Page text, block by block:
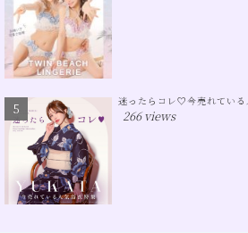
迷ったらコレ♡今売れている
266 views